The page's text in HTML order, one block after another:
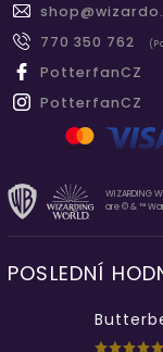
shop@
770 350 762
PotterfanCZ
PotterfanCZ
WIZARDING
are © & ™
POSLEDNÍ